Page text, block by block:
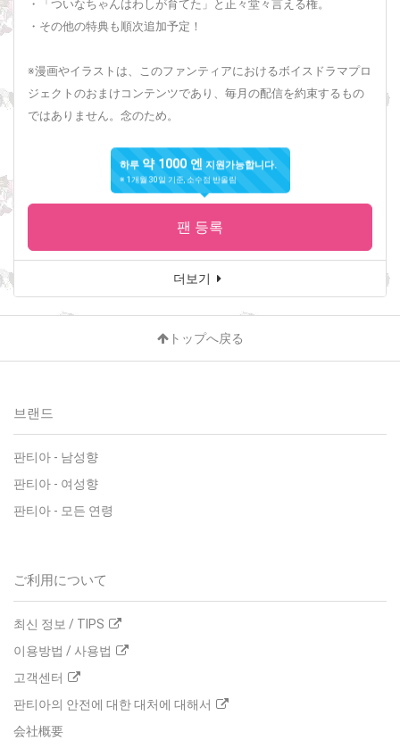
・「ついなちゃんはわしが育てた」と正々堂々言える権。
・その他の特典も順次追加予定！
※漫画やイラストは、このファンティアにおけるボイスドラマプロ
ジェクトのおまけコンテンツであり、毎月の配信を約束するもの
ではありません。念のため。
하루약 1000 엔지원가능합니다.
※ 1개월 30일 기준, 소수점 반올림
팬 등록
더보기
トップへ戻る
브랜드
판티아 - 남성향
판티아 - 여성향
판티아 - 모든 연령
ご利用について
최신 정보 / TIPS
이용방법 / 사용법
고객센터
판티아의 안전에 대한 대처에 대해서
会社概要